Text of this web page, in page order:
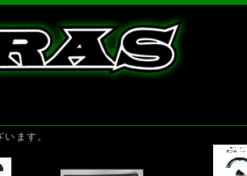
ます。